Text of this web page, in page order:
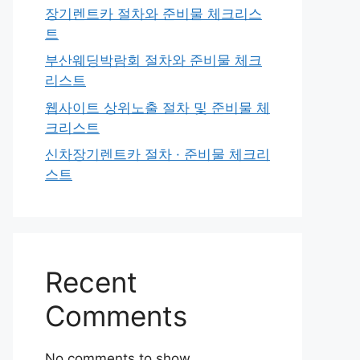
장기렌트카 절차와 준비물 체크리스
트
부산웨딩박람회 절차와 준비물 체크
리스트
웹사이트 상위노출 절차 및 준비물 체
크리스트
신차장기렌트카 절차 · 준비물 체크리
스트
Recent
Comments